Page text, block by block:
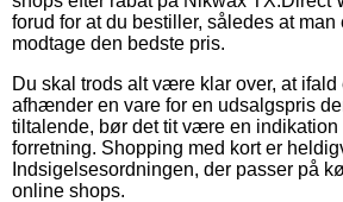
forud for at du bestiller, således at
modtage den bedste pris.
Du skal trods alt være klar over, at ifald
afhænder en vare for en udsalgspris
tiltalende, bør det tit være en
forretning. Shopping med kort er
Indsigelsesordningen, der passer på
online shops.